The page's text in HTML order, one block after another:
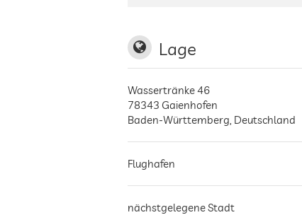
Lage
Wassertränke 46
78343 Gaienhofen
Baden-Württemberg Deutschland
Flughafen
nächstgelegene Stadt